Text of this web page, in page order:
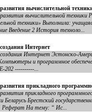
вычислительной
вычислительной
техники» Выполнила:
Введение 2 История техноло...
Интернет
Интернет Эстонско-
и программное
202 ----------...
прикладного
прикладного
Беларусь Брестский
Реферат На тему: “ Ис...